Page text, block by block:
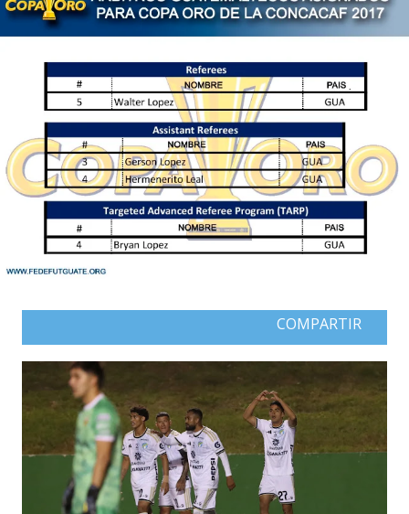
COMPARTIR